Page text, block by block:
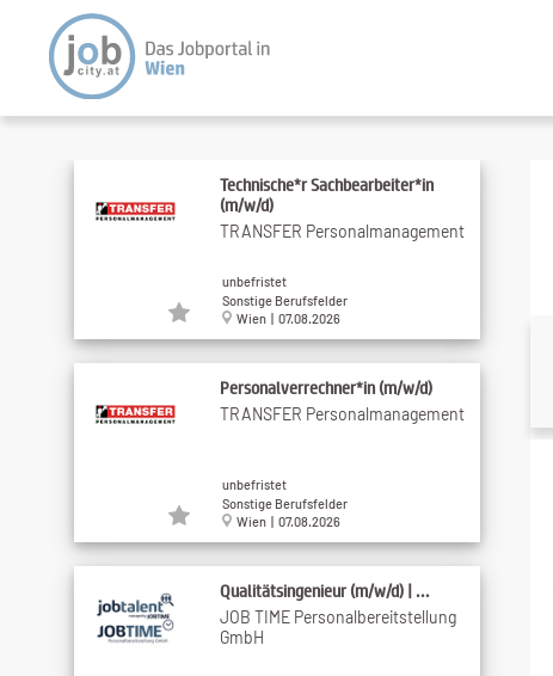
Technische*r Sachbearbeiter*in
(m/w/d)
TRANSFER Personalmanagement
unbefristet
Sonstige Berufsfelder
Wien | 07.08.2026
Personalverrechner*in (m/w/d)
TRANSFER Personalmanagement
unbefristet
Sonstige Berufsfelder
Wien | 07.08.2026
Qualitätsingenieur (m/w/d) | ...
JOB TIME Personalbereitstellung
GmbH